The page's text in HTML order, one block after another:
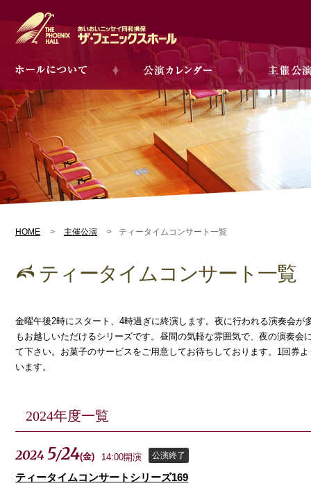
HOME 主催公演 ティータイムコンサート一覧
ティータイムコンサート一覧
金曜午後2時にスタート、4時過ぎに終演します。夜に行われる演奏会
もお越しいただけるシリーズです。昼間の気軽な雰囲気で、夜の演奏会
て下さい。お菓子のサービスをご用意してお待ちしております。1回券
います。
2024年度一覧
2024 5/24(金) 14:00開演 公演終了
ティータイムコンサートシリーズ169